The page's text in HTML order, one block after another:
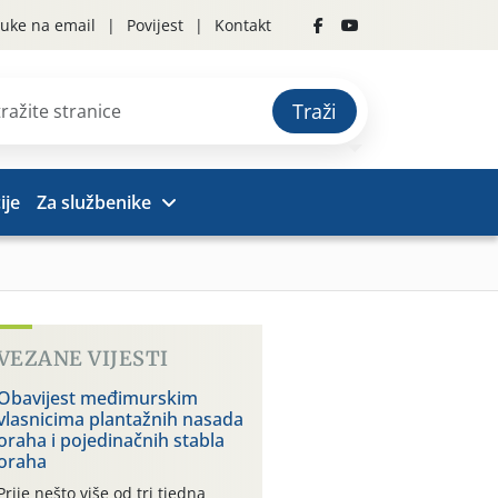
na email Povijest Kontakt
Traži
Za službenike
VIJESTI
međimurskim
plantažnih nasada
i pojedinačnih stabla
nešto više od tri tjedna